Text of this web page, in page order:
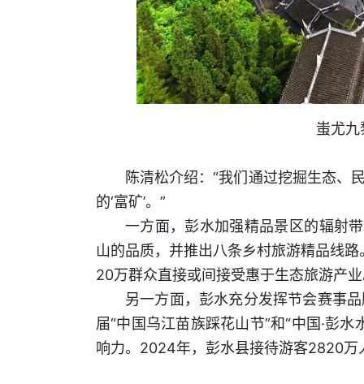
蚩尤
陈清松介绍：“我们通过挖掘生态、
的‘富矿’。”
一方面，彭水加强精品景区的辐射
山的品质，并推出八条乡村旅游精品线
20万群众直接或间接受惠于生态旅游产
另一方面，彭水充分发挥节会赛事
届“中国乌江苗族踩花山节”和“中国·彭
响力。2024年，彭水县接待游客2820